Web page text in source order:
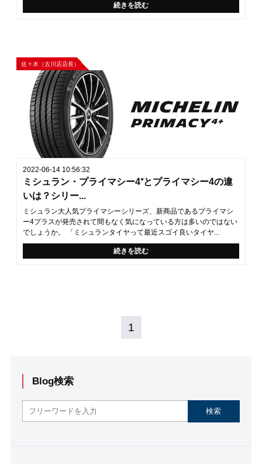
続きを読む
佐々木（古川店店長）
2022-06-14 10:56:32
ミシュラン・プライマシー4⁺とプライマシー4の違
いは？シリー...
ミシュラン大人気プライマシーシリーズ、新商品であるプライマシ
ー4プラスが発売されて間もなく気になっている方は多いのではない
でしょうか。 「ミシュランタイヤって最近スゴイ良いタイヤ...
続きを読む
1
Blog検索